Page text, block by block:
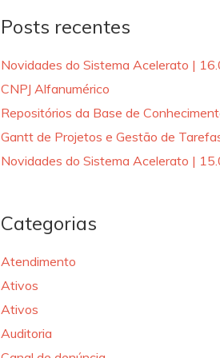
Posts recentes
Novidades do Sistema Acelerato |
CNPJ Alfanumérico
Repositórios da Base de
Gantt de Projetos e Gestão de
Novidades do Sistema Acelerato |
Categorias
Atendimento
Ativos
Ativos
Auditoria